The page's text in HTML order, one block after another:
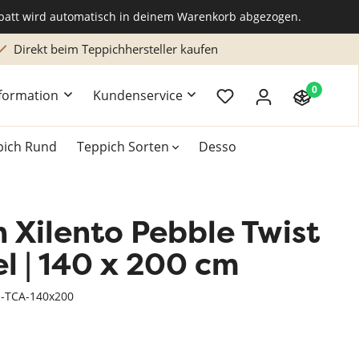
wird automatisch in deinem Warenkorb abgezogen.
Direkt beim Teppichhersteller kaufen
Kundenservice 0
Rund Teppich Sorten Desso
Teppich 200x300 cm
Teppich Braun
Teppich Grün
Hochflor Teppiche
Naturteppich
Xilento Pebble Twist
| 140 x 200 cm
TCA-140x200